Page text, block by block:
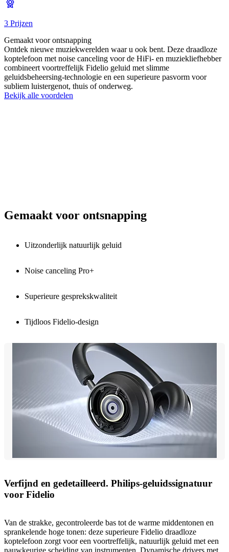
3 Prijzen
Gemaakt voor ontsnapping
Ontdek nieuwe muziekwerelden waar u ook bent. Deze draadloze
koptelefoon met noise canceling voor de HiFi- en muziekliefhebber
combineert voortreffelijk Fidelio geluid met slimme
geluidsbeheersing-technologie en een superieure pasvorm voor
subliem luistergenot, thuis of onderweg.
Bekijk alle voordelen
Gemaakt voor ontsnapping
Uitzonderlijk natuurlijk geluid
Noise canceling Pro+
Superieure gesprekskwaliteit
Tijdloos Fidelio-design
Verfijnd en gedetailleerd. Philips-geluidssignatuur
voor Fidelio
Van de strakke, gecontroleerde bas tot de warme middentonen en
sprankelende hoge tonen: deze superieure Fidelio draadloze
koptelefoon zorgt voor een voortreffelijk, natuurlijk geluid met een
nauwkeurige scheiding van instrumenten. Dynamische drivers met